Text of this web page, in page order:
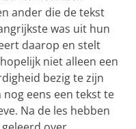
ander die de tekst
was uit hun
daarop en stelt
niet alleen een
bezig te zijn
eens een tekst te
Na de les hebben